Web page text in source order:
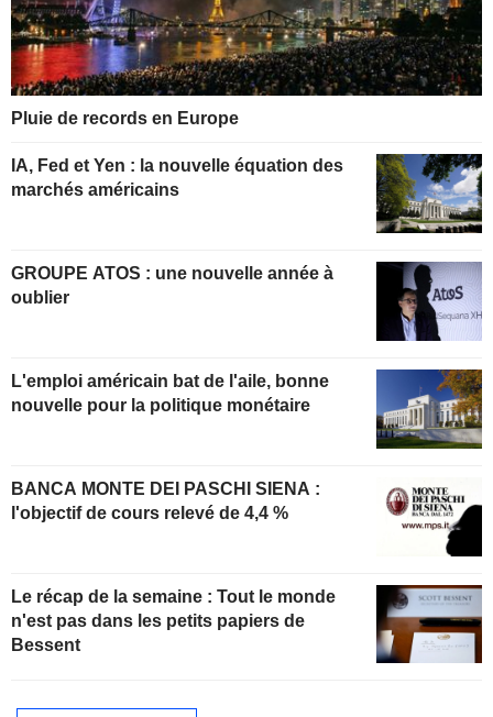
Pluie de records en Europe
IA, Fed et Yen : la nouvelle équation des
marchés américains
GROUPE ATOS : une nouvelle année à
oublier
L'emploi américain bat de l'aile, bonne
nouvelle pour la politique monétaire
BANCA MONTE DEI PASCHI SIENA :
l'objectif de cours relevé de 4,4 %
Le récap de la semaine : Tout le monde
n'est pas dans les petits papiers de
Bessent